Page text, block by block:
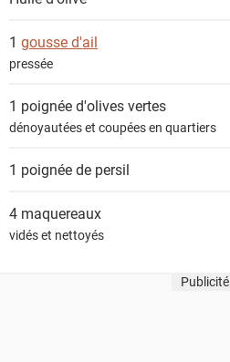
s
1 gousse d'ail
pressée
1 poignéed'olives vertes
dénoyautées et coupées en quartiers
1 poignée de persil
4 maquereaux
vidés et nettoyés
Publicité